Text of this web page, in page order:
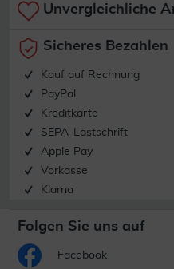
Unvergleichliche
Sicheres Bezahlen
Kauf auf Rechnung
PayPal
Kreditkarte
SEPA-Lastschrift
Apple Pay
Vorkasse
Klarna
Folgen Sie uns auf
Facebook